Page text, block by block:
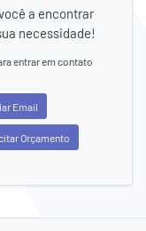
a encontrar
necessidade!
entrar em contato
Email
Orçamento